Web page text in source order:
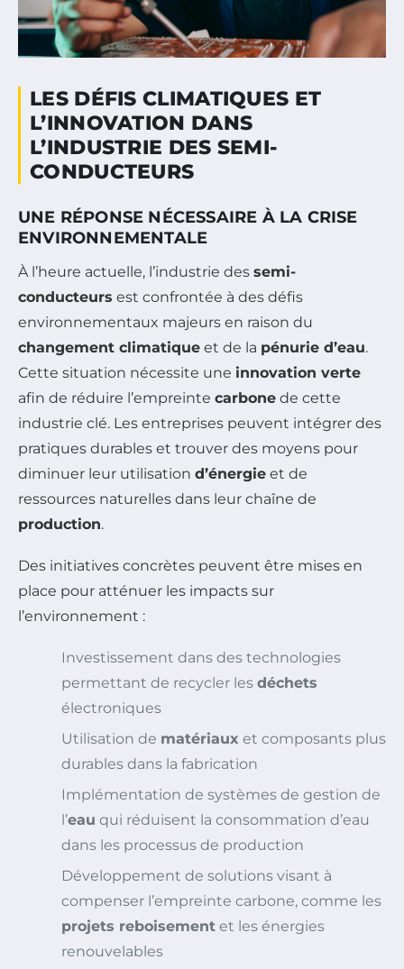
LES DÉFIS CLIMATIQUES ET
L’INNOVATION DANS
L’INDUSTRIE DES SEMI-
CONDUCTEURS
UNE RÉPONSE NÉCESSAIRE À LA CRISE
ENVIRONNEMENTALE
À l’heure actuelle, l’industrie des semi-
conducteurs est confrontée à des défis
environnementaux majeurs en raison du
changement climatique et de la pénurie d’eau.
Cette situation nécessite une innovation verte
afin de réduire l’empreinte carbone de cette
industrie clé. Les entreprises peuvent intégrer des
pratiques durables et trouver des moyens pour
diminuer leur utilisation d’énergie et de
ressources naturelles dans leur chaîne de
production.
Des initiatives concrètes peuvent être mises en
place pour atténuer les impacts sur
l’environnement :
Investissement dans des technologies
permettant de recycler les déchets
électroniques
Utilisation de matériaux et composants plus
durables dans la fabrication
Implémentation de systèmes de gestion de
l’eau qui réduisent la consommation d’eau
dans les processus de production
Développement de solutions visant à
compenser l’empreinte carbone, comme les
projets reboisement et les énergies
renouvelables